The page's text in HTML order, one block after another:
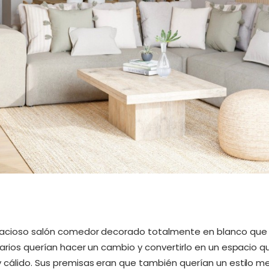
salón comedor decorado totalmente en blanco
querían hacer un cambio y convertirlo en un espacio
Sus premisas eran que también querían un estilo